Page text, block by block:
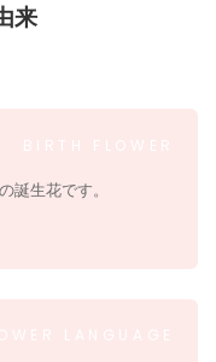
来
誕生花です。